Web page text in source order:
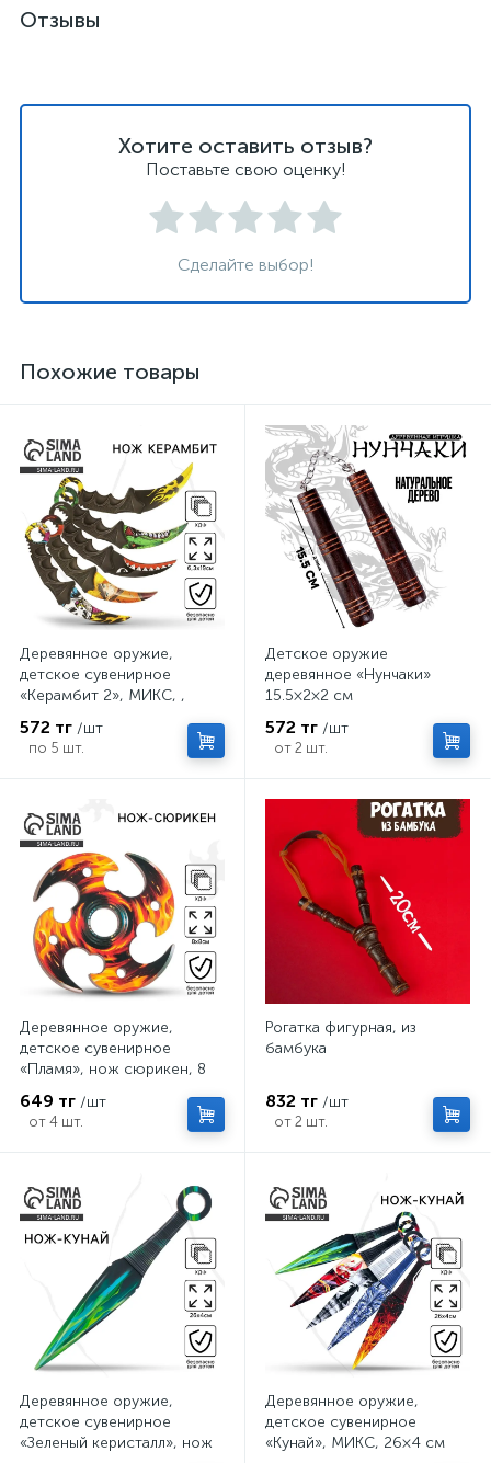
Отзывы
Хотите оставить отзыв?
Поставьте свою оценку!
Сделайте выбор!
Похожие товары
Деревянное оружие,
детское сувенирное
«Керамбит 2», МИКС, ,
572 тг /шт
по 5 шт.
Детское оружие
деревянное «Нунчаки»
15.5×2×2 см
572 тг /шт
от 2 шт.
Деревянное оружие,
детское сувенирное
«Пламя», нож сюрикен, 8
649 тг /шт
от 4 шт.
Рогатка фигурная, из
бамбука
832 тг /шт
от 2 шт.
Деревянное оружие,
детское сувенирное
«Зеленый керисталл», нож
Деревянное оружие,
детское сувенирное
«Кунай», МИКС, 26×4 см